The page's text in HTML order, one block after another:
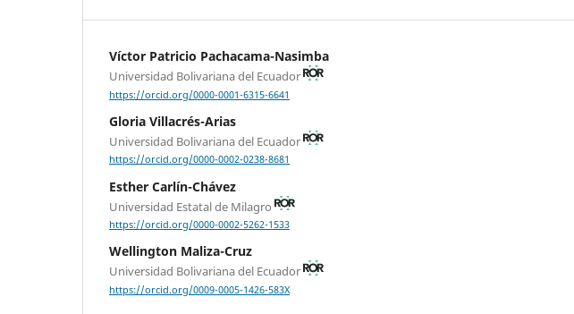
Víctor Patricio Pachacama-Nasimba
Universidad Bolivariana del Ecuador
https://orcid.org/0000-0001-6315-6641
Gloria Villacrés-Arias
Universidad Bolivariana del Ecuador
https://orcid.org/0000-0002-0238-8681
Esther Carlín-Chávez
Universidad Estatal de Milagro
https://orcid.org/0000-0002-5262-1533
Wellington Maliza-Cruz
Universidad Bolivariana del Ecuador
https://orcid.org/0009-0005-1426-583X